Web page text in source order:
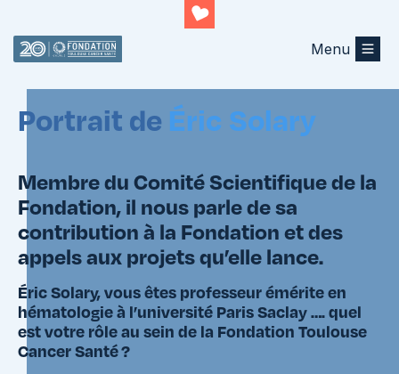
Menu
Portrait de Éric Solary
Membre du Comité Scientifique de la
Fondation, il nous parle de sa
contribution à la Fondation et des
appels aux projets qu’elle lance.
Éric Solary, vous êtes professeur émérite en
hématologie à l’université Paris Saclay …. quel
est votre rôle au sein de la Fondation Toulouse
Cancer Santé ?